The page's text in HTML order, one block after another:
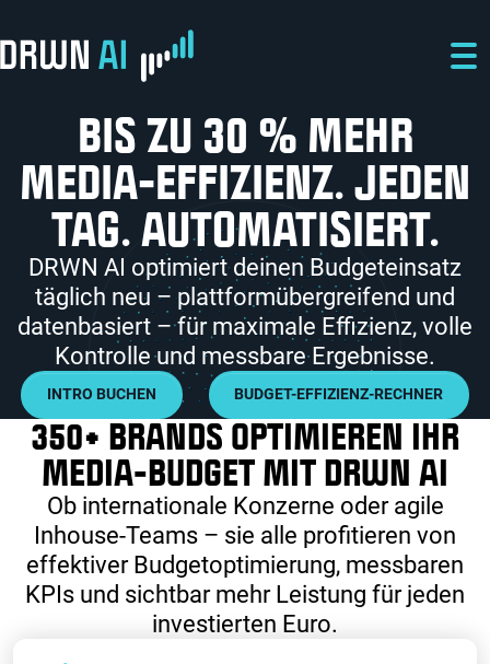
BIS ZU 30 % MEHR
MEDIA-EFFIZIENZ. JEDEN
TAG. AUTOMATISIERT.
DRWN AI optimiert deinen Budgeteinsatz
täglich neu – plattformübergreifend und
datenbasiert – für maximale Effizienz, volle
Kontrolle und messbare Ergebnisse.
INTRO BUCHEN BUDGET-EFFIZIENZ-RECHNER
350+ BRANDS OPTIMIEREN IHR
MEDIA-BUDGET MIT DRWN AI
Ob internationale Konzerne oder agile
Inhouse-Teams – sie alle profitieren von
effektiver Budgetoptimierung, messbaren
KPIs und sichtbar mehr Leistung für jeden
investierten Euro.